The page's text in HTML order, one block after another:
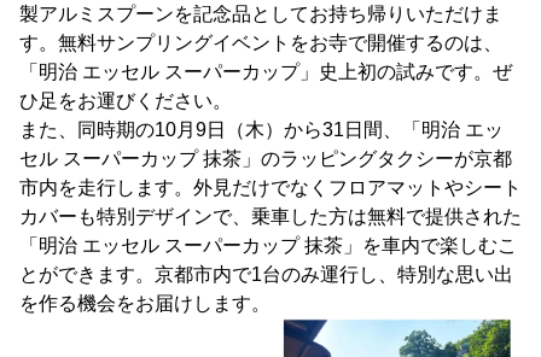
製アルミスプーンを記念品としてお持ち帰りいただけま
す。無料サンプリングイベントをお寺で開催するのは、
「明治 エッセル スーパーカップ」史上初の試みです。ぜ
ひ足をお運びください。
また、同時期の10月9日（木）から31日間、「明治 エッ
セル スーパーカップ 抹茶」のラッピングタクシーが京都
市内を走行します。外見だけでなくフロアマットやシート
カバーも特別デザインで、乗車した方は無料で提供された
「明治 エッセル スーパーカップ 抹茶」を車内で楽しむこ
とができます。京都市内で1台のみ運行し、特別な思い出
を作る機会をお届けします。